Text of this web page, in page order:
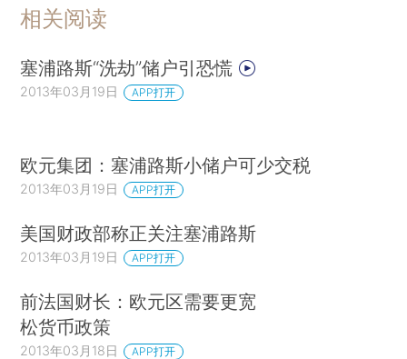
相关阅读
塞浦路斯“洗劫”储户引恐慌
2013年03月19日 APP打开
欧元集团：塞浦路斯小储户可少交税
2013年03月19日 APP打开
美国财政部称正关注塞浦路斯
2013年03月19日 APP打开
前法国财长：欧元区需要更宽
松货币政策
2013年03月18日 APP打开